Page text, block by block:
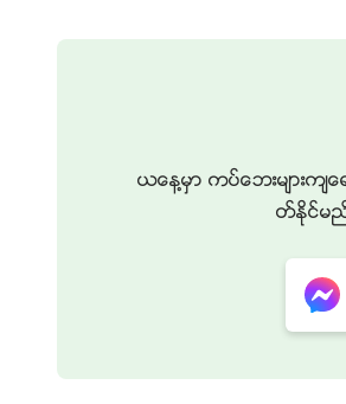
တရားမွ်တမႈကို မရရွိ႐ုံသာမကဘဲ
ယေန႔မွာ ကပ္ေဘးမ်ားက်
တ္ႏိုင္မည္